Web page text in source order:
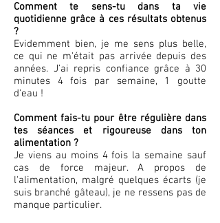
Comment te sens-tu dans ta vie
quotidienne grâce à ces résultats obtenus
?
Evidemment bien, je me sens plus belle,
ce qui ne m'était pas arrivée depuis des
années. J'ai repris confiance grâce à 30
minutes 4 fois par semaine, 1 goutte
d'eau !
Comment fais-tu pour être régulière dans
tes séances et rigoureuse dans ton
alimentation ?
Je viens au moins 4 fois la semaine sauf
cas de force majeur. A propos de
l'alimentation, malgré quelques écarts (je
suis branché gâteau), je ne ressens pas de
manque particulier.